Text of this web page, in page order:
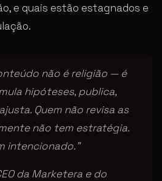
e quais estão estagnados e
não é religião — é
hipóteses, publica,
Quem não revisa as
não tem estratégia.
intencionado.”
da Marketera e do